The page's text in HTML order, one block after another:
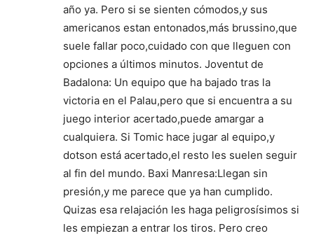
año ya. Pero si se sienten cómodos,y sus
americanos estan entonados,más brussino,que
suele fallar poco,cuidado con que lleguen con
opciones a últimos minutos. Joventut de
Badalona: Un equipo que ha bajado tras la
victoria en el Palau,pero que si encuentra a su
juego interior acertado,puede amargar a
cualquiera. Si Tomic hace jugar al equipo,y
dotson está acertado,el resto les suelen seguir
al fin del mundo. Baxi Manresa:Llegan sin
presión,y me parece que ya han cumplido.
Quizas esa relajación les haga peligrosísimos si
les empiezan a entrar los tiros. Pero creo